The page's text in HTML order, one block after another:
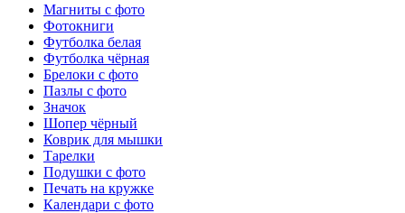
Магниты с фото
Фотокниги
Футболка белая
Футболка чёрная
Брелоки с фото
Пазлы с фото
Значок
Шопер чёрный
Коврик для мышки
Тарелки
Подушки с фото
Печать на кружке
Календари с фото